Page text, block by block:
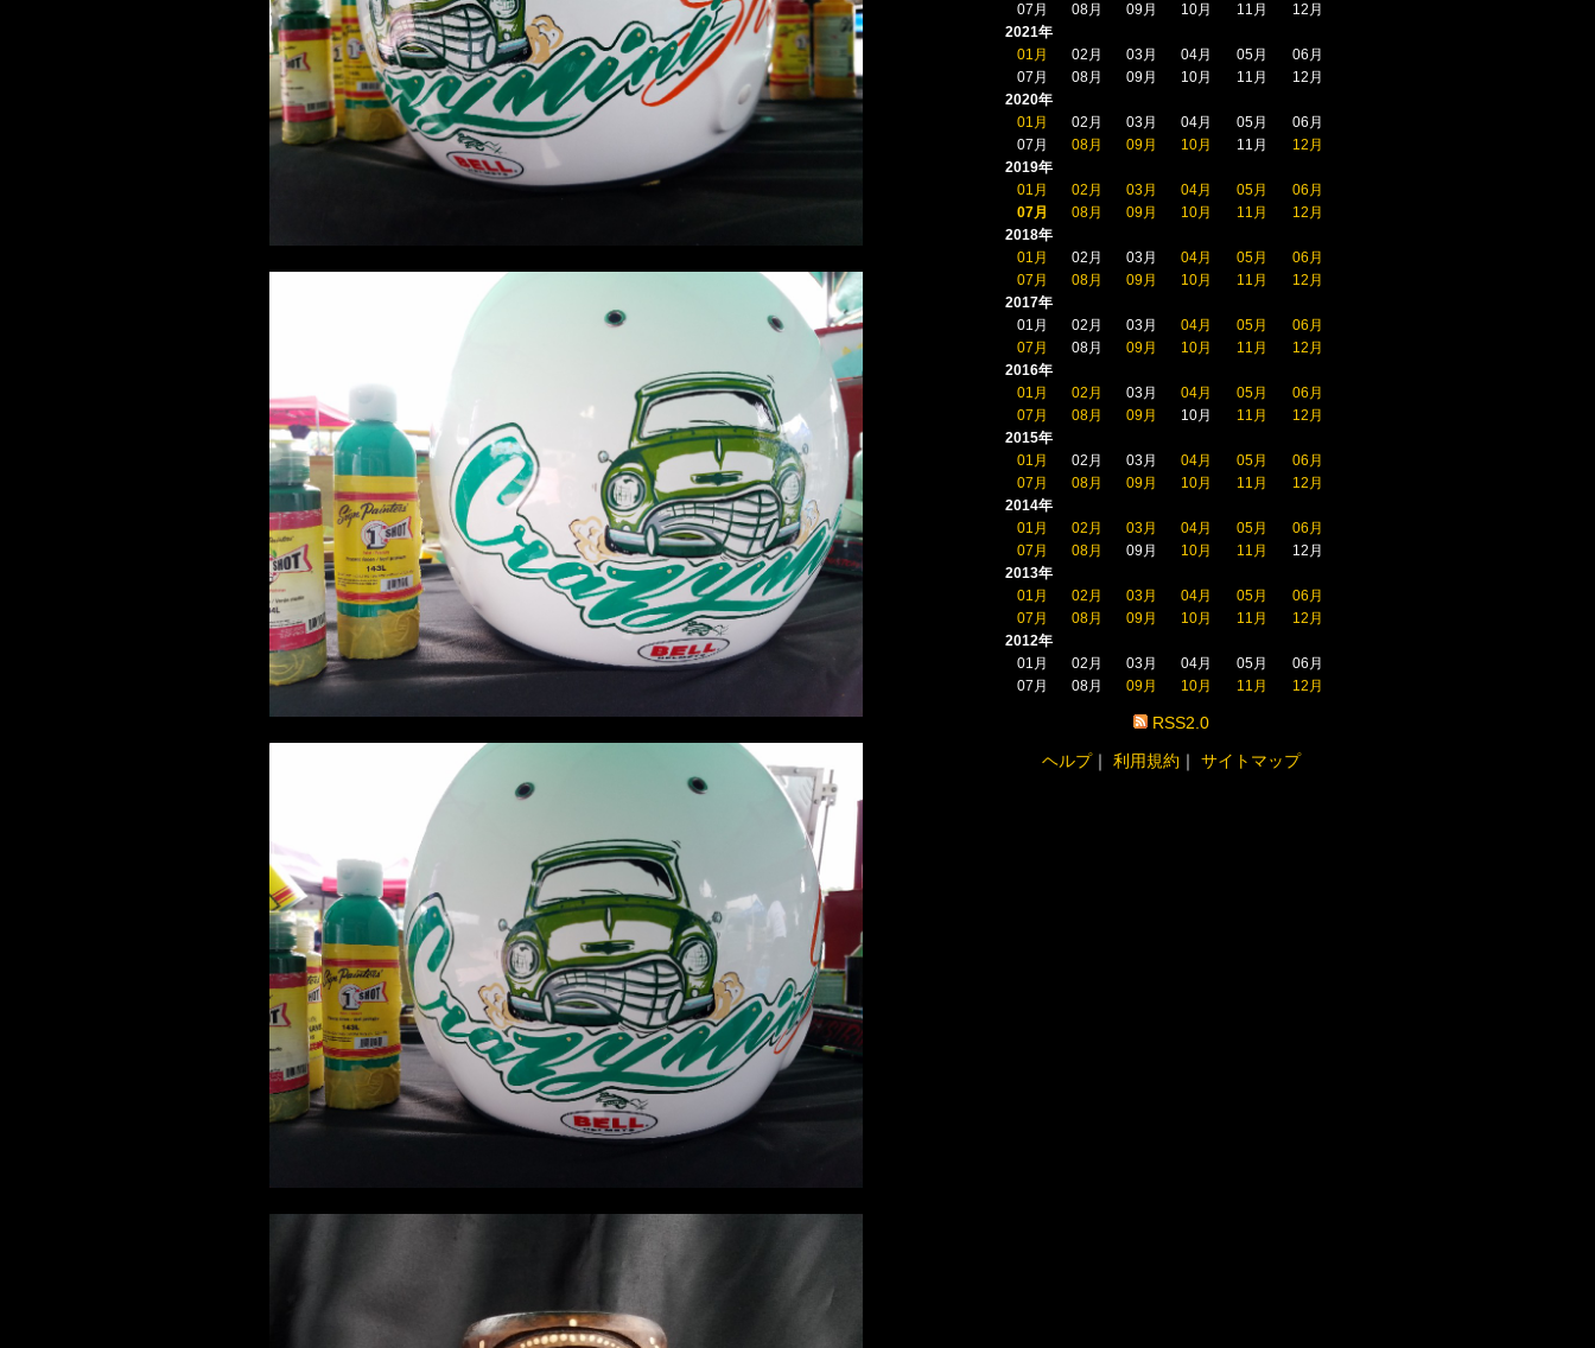
07月
08月 09月 10月 11月
12月
2021年
01月
02月 03月 04月 05月
06月
07月
08月 09月 10月 11月
12月
2020年
01月
02月 03月 04月 05月
06月
07月
08月 09月 10月 11月
12月
2019年
01月
02月 03月 04月 05月
06月
07月
08月 09月 10月 11月
12月
2018年
01月
02月 03月 04月 05月
06月
07月
08月 09月 10月 11月
12月
2017年
01月
02月 03月 04月 05月
06月
07月
08月 09月 10月 11月
12月
2016年
01月
02月 03月 04月 05月
06月
07月
08月 09月 10月 11月
12月
2015年
01月
02月 03月 04月 05月
06月
07月
08月 09月 10月 11月
12月
2014年
01月
02月 03月 04月 05月
06月
07月
08月 09月 10月 11月
12月
2013年
01月
02月 03月 04月 05月
06月
07月
08月 09月 10月 11月
12月
2012年
01月
02月 03月 04月 05月
06月
07月
08月 09月 10月 11月 12月
RSS2.0
ヘルプ｜ 利用規約 ｜ サイトマップ